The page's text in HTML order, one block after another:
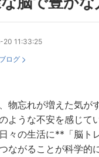
11:33:25
ブログ
、物忘れが増えた気
ような不安を感じて
々の生活に**「脳ト
ながることが科学的